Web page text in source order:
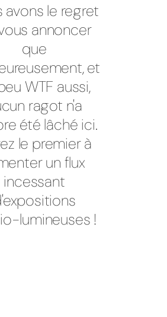
avons le regret
annoncer
que
et
WTF aussi,
ragot n'a
été lâché ici.
le premier à
un flux
incessant
lumineuses !